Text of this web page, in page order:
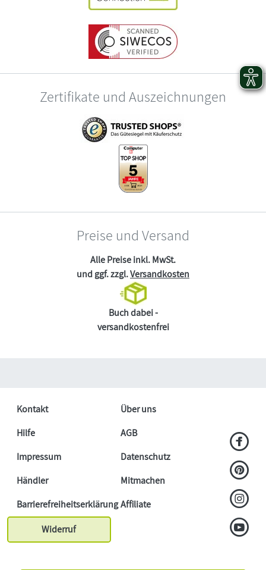
Zertifikate und Auszeichnungen
Preise und Versand
Alle Preise inkl. MwSt.
und ggf. zzgl.Versandkosten
Buch dabei -
versandkostenfrei
Kontakt
Über uns
Hilfe
AGB
Impressum
Datenschutz
Händler
Mitmachen
BarrierefreiheitserklärungAffiliate
Widerruf